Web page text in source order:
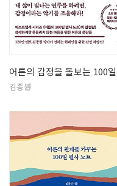
김종원